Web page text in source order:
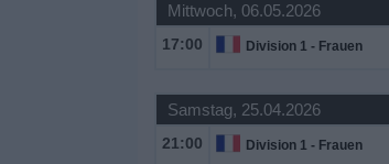
Mittwoch, 06.05.2026
17:00 Division 1 - Frauen
Samstag, 25.04.2026
21:00 Division 1 - Frauen